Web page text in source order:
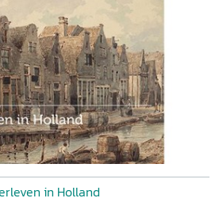
in Holland